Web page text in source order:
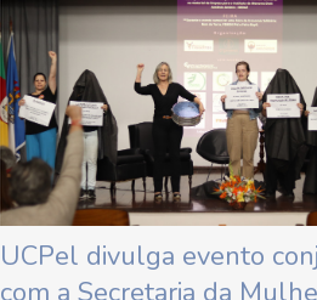
UCPel divulga evento
com a Secretaria da